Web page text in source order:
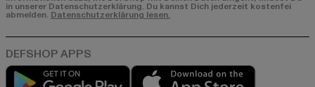
in unserer Datenschutzerklärung. Du kannst Dich jederzeit kostenfei
abmelden. Datenschutzerklärung lesen.
Play market